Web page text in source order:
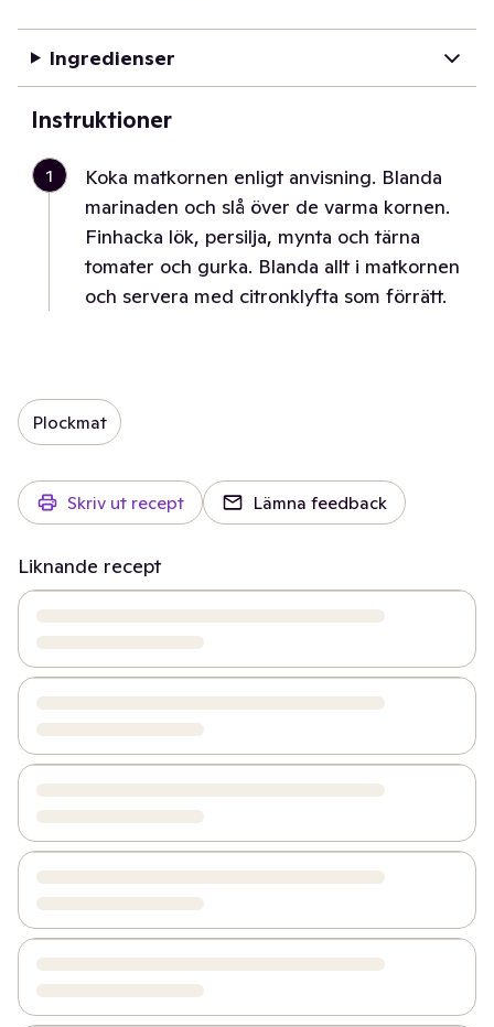
Ingredienser
Instruktioner
1
Koka matkornen enligt anvisning. Blanda
marinaden och slå över de varma kornen.
Finhacka lök, persilja, mynta och tärna
tomater och gurka. Blanda allt i matkornen
och servera med citronklyfta som förrätt.
Plockmat
Skriv ut recept Lämna feedback
Liknande recept